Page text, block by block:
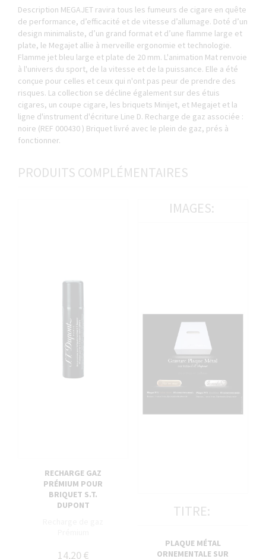
Description MEGAJET ravira tous les fumeurs de cigare en quête
de performance, d’efficacité et de vitesse d’allumage. Doté d’un
design minimaliste, d’un grand format et d’une flamme large et
plate, le Megajet allie à merveille ergonomie et technologie.
Flamme jet bleu large et plate de 20 mm. L'animation Mat renvoie
à l'univers du sport, de la vitesse et de la puissance. Elle a été
conçue pour celles et ceux qui n'ont pas peur de prendre des
risques. La collection se décline également sur des étuis
cigares, un coupe cigare, les briquets Minijet, et Megajet et la
ligne d'instrument d'écriture Line D. Recharge de gaz associée :
noire (REF 000430 ) Briquet livré avec le plein de gaz, prés à
fonctionner.
PRODUITS COMPLÉMENTAIRES
RECHARGE GAZ
PRÉMIUM POUR
BRIQUET S.T.
DUPONT
14,20 €
IMAGES:
TITRE:
PLAQUE MÉTAL
ORNEMENTALE SUR